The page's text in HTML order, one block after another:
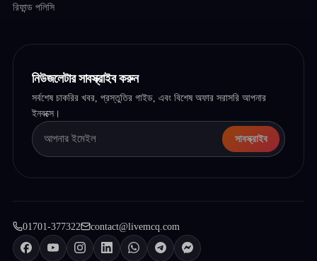
রিফান্ড পলিসি
নিউজলেটার সাবস্ক্রাইব করুন
সর্বশেষ চাকরির খবর, প্রস্তুতির গাইড, এবং বিশেষ অফার সরাসরি আপনার
ইনবক্সে।
সাবস্ক্রাইব
01701-377322 contact@livemcq.com